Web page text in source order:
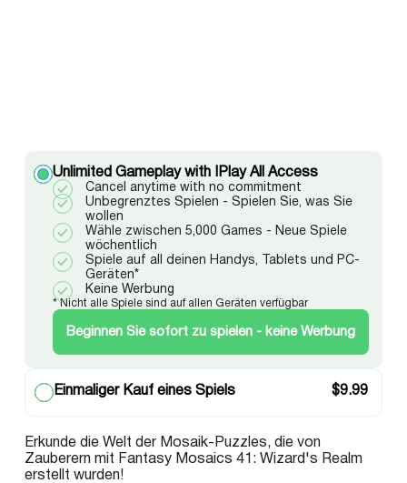
Unlimited Gameplay with IPlay All Access
Cancel anytime with no commitment
Unbegrenztes Spielen - Spielen Sie, was Sie
wollen
Wähle zwischen 5,000 Games - Neue Spiele
wöchentlich
Spiele auf all deinen Handys, Tablets und PC-
Geräten*
Keine Werbung
* Nicht alle Spiele sind auf allen Geräten verfügbar
Beginnen Sie sofort zu spielen - keine Werbung
Einmaliger Kauf eines Spiels $9.99
Erkunde die Welt der Mosaik-Puzzles, die von
Zauberern mit Fantasy Mosaics 41: Wizard's Realm
erstellt wurden!